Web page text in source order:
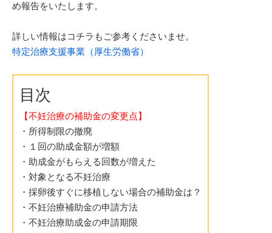
め報告をいたします。
詳しい情報はコチラもご参考くださいませ。
特定治療支援事業（厚生労働省）
目次
【不妊治療の補助金の変更点】
・所得制限の撤廃
・１回の助成金額が増額
・助成金がもらえる回数が増えた
・対象となる不妊治療
・採卵後すぐに移植しない場合の補助金は？
・不妊治療補助金の申請方法
・不妊治療助成金の申請期限